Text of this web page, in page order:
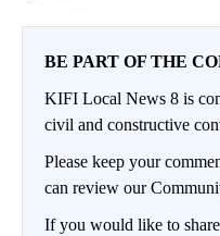
BE PART OF THE
KIFI Local News 8 is
civil and constructive
Please keep your
can review our
If you would like to